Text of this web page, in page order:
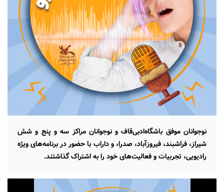
نوجوانان موفق باشگاه‌ادبی‌قاف و نوجوانان مراکز سه و پنج و شش
شیراز، فراشبند، فیروزآباد، صدرا، و داراب با حضور در برنامه‌های ویژه
رادیویی، تجربیات و فعالیت‌های خود را به اشتراک گذاشتند.